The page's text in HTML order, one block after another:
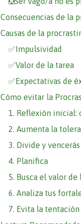
Consecuencias de la
Causas de la
✅Impulsividad
✅Valor de la tarea
✅Expectativas de
Cómo evitar la
1. Reflexión inicial:
2. Aumenta la
3. Divide y vencerás
4. Planifica
5. Busca el valor de
6. Analiza tus
7. Evita la